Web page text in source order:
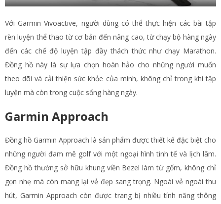
Với Garmin Vivoactive, người dùng có thể thực hiện các bài tập
rèn luyện thể thao từ cơ bản đến nâng cao, từ chạy bộ hàng ngày
đến các chế độ luyện tập đầy thách thức như chạy Marathon.
Đồng hồ này là sự lựa chọn hoàn hảo cho những người muốn
theo dõi và cải thiện sức khỏe của mình, không chỉ trong khi tập
luyện mà còn trong cuộc sống hàng ngày.
Garmin Approach
Đồng hồ Garmin Approach là sản phẩm được thiết kế đặc biệt cho
những người đam mê golf với một ngoại hình tinh tế và lịch lãm.
Đồng hồ thường sở hữu khung viền Bezel làm từ gốm, không chỉ
gọn nhẹ mà còn mang lại vẻ đẹp sang trọng. Ngoài vẻ ngoài thu
hút, Garmin Approach còn được trang bị nhiều tính năng thông